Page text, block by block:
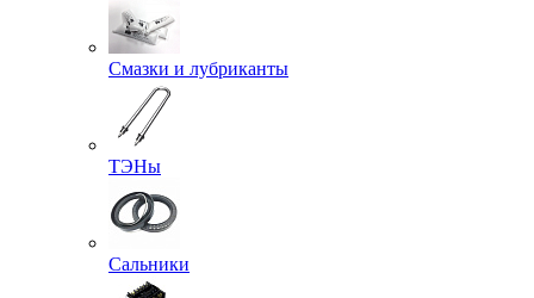
Смазки и лубриканты
ТЭНы
Сальники